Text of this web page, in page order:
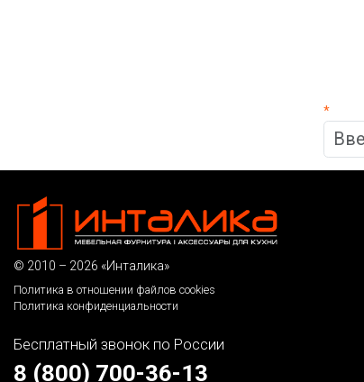
*
© 2010 – 2026 «Инталика»
Политика в отношении файлов cookies
Политика конфиденциальности
Бесплатный звонок по России
8 (800) 700-36-13